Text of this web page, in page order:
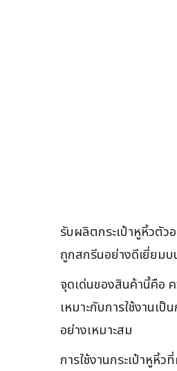
รับผลิตกระเป๋าหูหิ้วตั
ถูกสกรีนอย่างดีเยี่ยมบ
จุดเด่นของสินค้านี้คือ
เหมาะกับการใช้งานเ
อย่างเหมาะสม
การใช้งานกระเป๋าหูหิ้